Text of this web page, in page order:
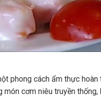
phong cách ẩm thực
cơm niêu truyền